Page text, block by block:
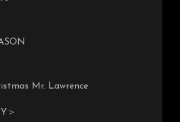
Mr. Lawrence
＞